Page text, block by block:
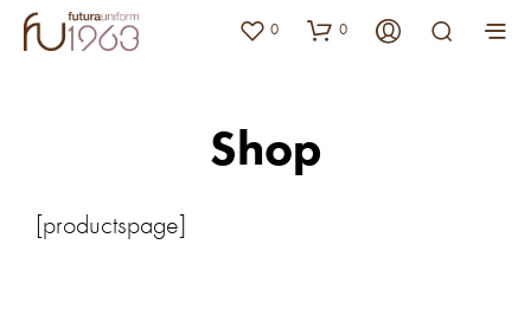
0 0
Shop
[productspage]